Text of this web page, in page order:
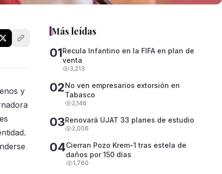
y
Más leídas
01Recula Infantino en la FIFA en plan de
venta
3,213
02No ven empresarios extorsión en
Tabasco
2,146
03Renovará UJAT 33 planes de estudio
2,006
04Cierran Pozo Krem-1 tras estela de
daños por 150 días
1,760